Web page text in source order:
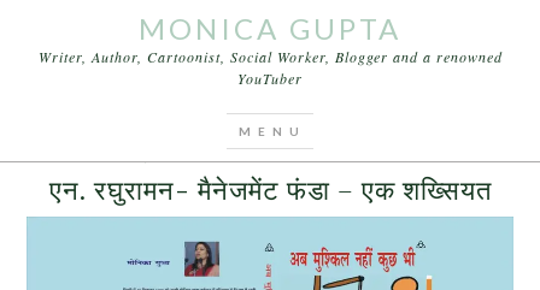
MONICA GUPTA
Writer, Author, Cartoonist, Social Worker, Blogger and a renowned
YouTuber
एन. रघुरामन- मैनेजमेंट फंडा – एक शख्सियत